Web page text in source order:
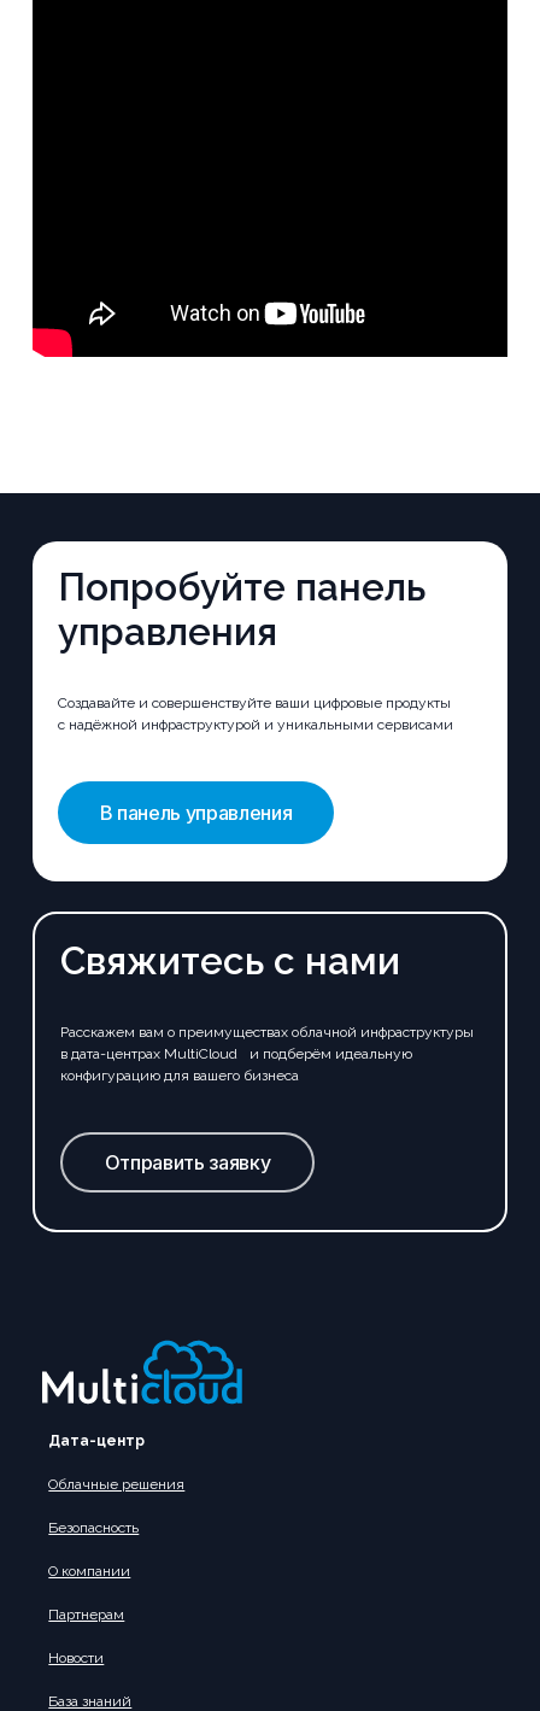
Попробуйте панель
управления
Создавайте и совершенствуйте ваши цифровые продукты
с надёжной инфраструктурой и уникальными сервисами
В панель управления
Свяжитесь с нами
Расскажем вам о преимуществах облачной инфраструктуры
в дата-центрах MultiCloud и подберём идеальную
конфигурацию для вашего бизнеса
Отправить заявку
Дата-центр
Облачные решения
Безопасность
О компании
Партнерам
Новости
База знаний